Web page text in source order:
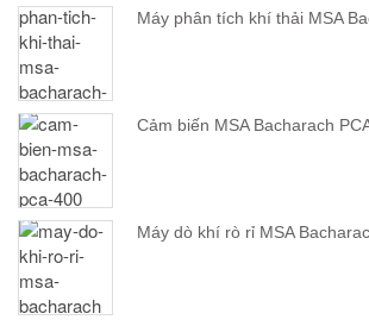
Máy phân tích khí thải MSA
Cảm biến MSA Bacharach
Máy dò khí rò rỉ MSA